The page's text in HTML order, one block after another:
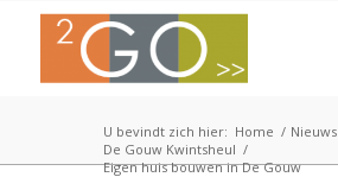
U bevindt zich hier: Home / Nieuws
De Gouw Kwintsheul /
Eigen huis bouwen in De Gouw